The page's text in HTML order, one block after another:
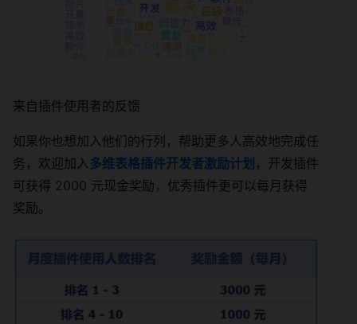
来自插件使用者的反馈
如果你也想加入他们的行列，帮助更多人高效地完成任
务，欢迎加入多维表格插件开发者激励计划 ，开发插件
可获得 2000 元现金奖励，优秀插件更可以每月获得
奖励。